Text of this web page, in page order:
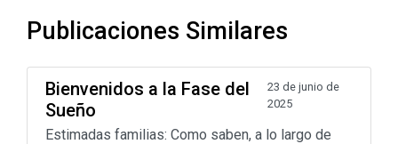
Publicaciones Similares
Bienvenidos a la Fase del
Sueño
23 de junio de
2025
Estimadas familias: Como saben, a lo largo de